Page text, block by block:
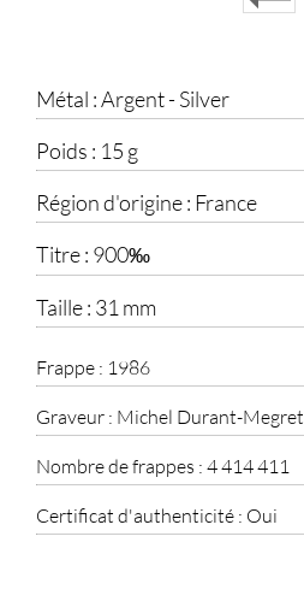
Métal :Argent - Silver
Poids : 15 g
Région d'origine : France
Titre : 900‰
Taille : 31 mm
Frappe : 1986
Graveur : Michel Durant-Megret
Nombre de frappes : 4 414 411
Certificat d'authenticité : Oui